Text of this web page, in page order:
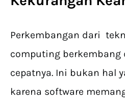
Perkembangan dari
computing berkembang
cepatnya. Ini bukan hal
karena software